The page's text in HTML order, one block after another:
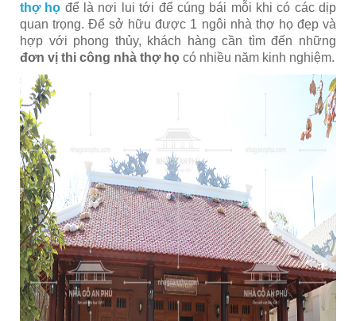
thợ họ để là nơi lui tới để cúng bái mỗi khi có các dịp
quan trọng. Để sở hữu được 1 ngôi nhà thợ họ đẹp và
hợp với phong thủy, khách hàng cần tìm đến những
đơn vị thi công nhà thợ họ có nhiều năm kinh nghiệm.